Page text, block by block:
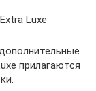
Luxe
прилагаются